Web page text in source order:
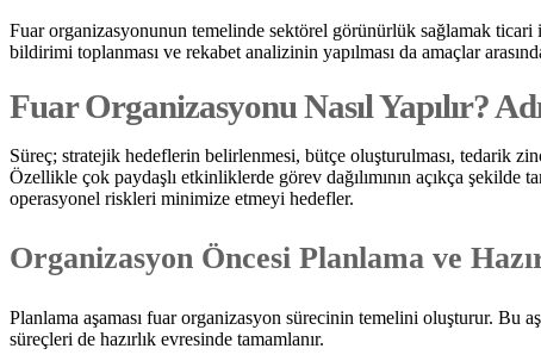
Fuar organizasyonunun temelinde sektörel görünürlük sağlamak
bildirimi toplanması ve rekabet analizinin yapılması da amaçlar
Fuar Organizasyonu Nasıl Yapılır?
Süreç; stratejik hedeflerin belirlenmesi, bütçe oluşturulması, tedarik
Özellikle çok paydaşlı etkinliklerde görev dağılımının açıkça şekilde
operasyonel riskleri minimize etmeyi hedefler.
Organizasyon Öncesi Planlama ve
Planlama aşaması fuar organizasyon sürecinin temelini oluşturur. Bu
süreçleri de hazırlık evresinde tamamlanır.